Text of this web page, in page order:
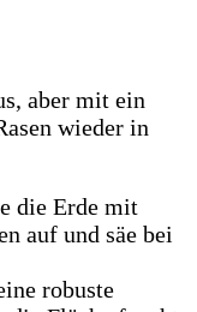
aber mit ein
wieder in
die Erde mit
auf und säe bei
robuste